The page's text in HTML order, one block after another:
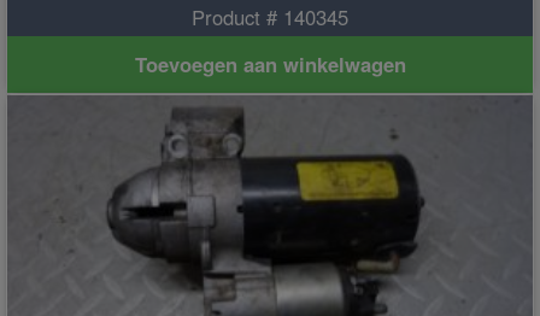
Product # 140345
Toevoegen aan winkelwagen